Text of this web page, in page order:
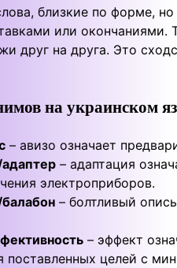
близкие по форме,
или
друг на друга. Это
на украинском
– авизо означает
– адаптация
электроприборов.
– болтливый
– эффект
поставленных целей с